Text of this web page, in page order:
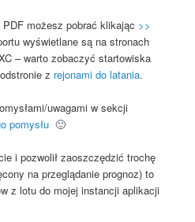
możesz pobrać klikając >>
wyświetlane są na stronach
– warto zobaczyć startowiska
z rejonami do latania.
uwagami w sekcji
pomysłu 🙂
i pozwolił zaoszczędzić trochę
na przeglądanie prognoz) to
z lotu do mojej instancji aplikacji